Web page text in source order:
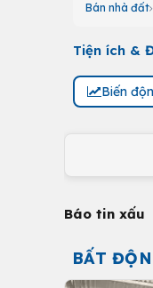
Bán nhà đất
Tiện ích &
Biến
Báo tin xấu
BẤT